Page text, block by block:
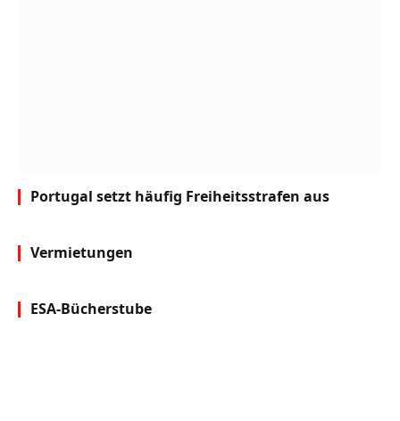
Portugal setzt häufig Freiheitsstrafen aus
Vermietungen
ESA-Bücherstube